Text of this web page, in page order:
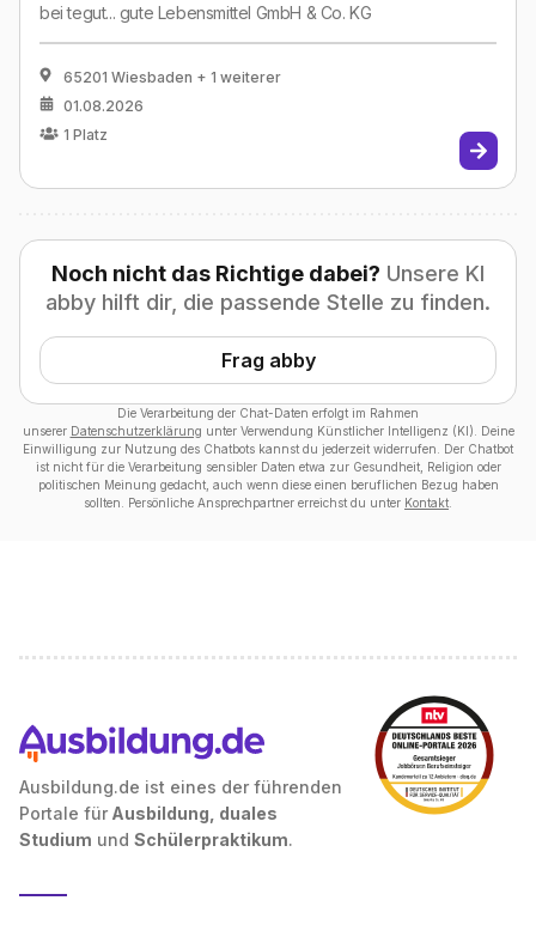
beitegut... gute Lebensmittel GmbH & Co. KG
65201 Wiesbaden + 1 weiterer
01.08.2026
1 Platz
Noch nicht das Richtige dabei? Unsere KI
abby hilft dir, die passende Stelle zu finden.
Frag abby
Die Verarbeitung der Chat-Daten erfolgt im Rahmen
unserer Datenschutzerklärung unter Verwendung Künstlicher Intelligenz (KI). Deine
Einwilligung zur Nutzung des Chatbots kannst du jederzeit widerrufen. Der Chatbot
ist nicht für die Verarbeitung sensibler Daten etwa zur Gesundheit, Religion oder
politischen Meinung gedacht, auch wenn diese einen beruflichen Bezug haben
sollten. Persönliche Ansprechpartner erreichst du unter Kontakt
Ausbildung.de ist eines der führenden
Portale für Ausbildung, duales
Studium und Schülerpraktikum.